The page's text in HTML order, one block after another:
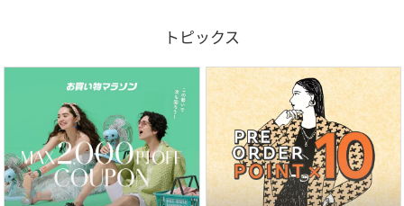
トピックス